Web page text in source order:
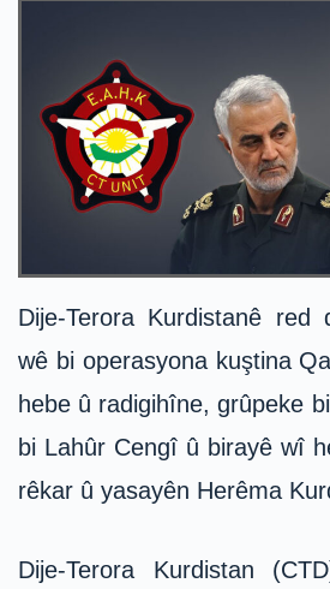
Dije-Terora Kurdistanê red
wê bi operasyona kuştina
hebe û radigihîne, grûpeke
bi Lahûr Cengî û birayê wî
rêkar û yasayên Herêma
Dije-Terora Kurdistan